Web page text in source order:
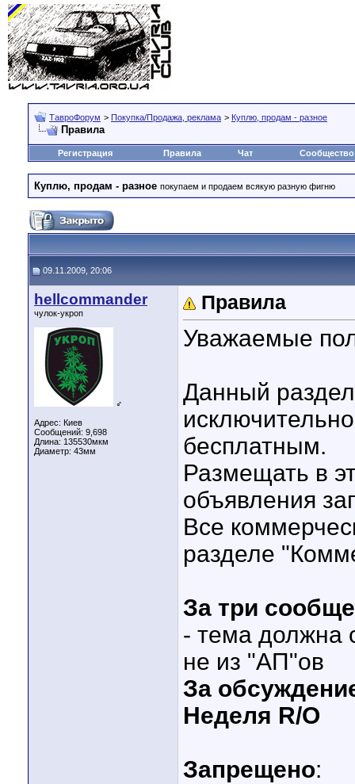
ТавроФорум > Покупка/Продажа, реклама > Куплю, продам - разное
Правила
Регистрация Правила Чат Сообщество
Куплю, продам - разное покупаем и продаем всякую разную фигню
09.11.2009, 20:06
hellcommander
чулок-укроп
♂
Адрес: Киев
Сообщений: 9,698
Длина: 135530мкм
Диаметр: 43мм
Правила
Уважаемые
Данный
бесплатным.
Размещать в
объявления
Все
разделе
За три
- тема должна
не из "АП"ов
За
Неделя R/O
Запрещено: